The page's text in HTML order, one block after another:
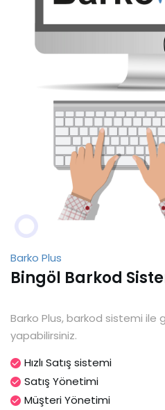
Barko Plus
Bingöl Barkod
Barko Plus, barkod sistemi ile
yapabilirsiniz.
Hızlı Satış sistemi
Satış Yönetimi
Müşteri Yönetimi